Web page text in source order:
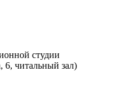
студии
6, читальный зал)